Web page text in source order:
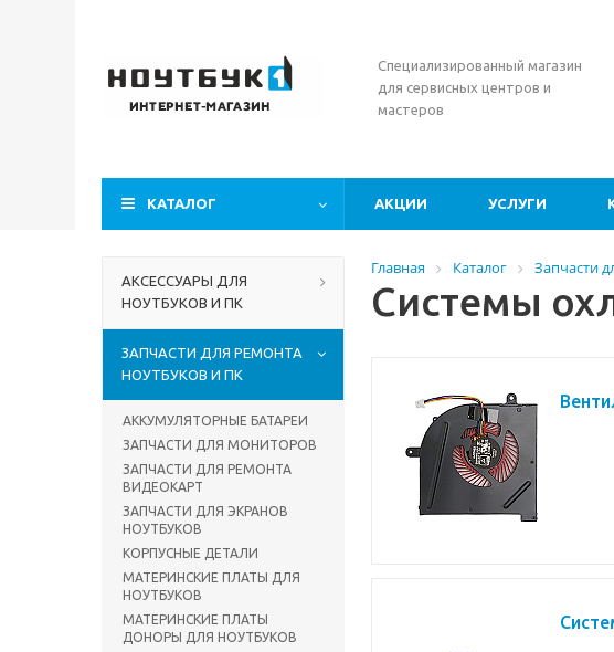
Специализированный магазин
для сервисных центров и
мастеров
КАТАЛОГ АКЦИИ УСЛУГИ
АКСЕССУАРЫ ДЛЯ
НОУТБУКОВ И ПК
ЗАПЧАСТИ ДЛЯ РЕМОНТА
НОУТБУКОВ И ПК
АККУМУЛЯТОРНЫЕ БАТАРЕИ
ЗАПЧАСТИ ДЛЯ МОНИТОРОВ
ЗАПЧАСТИ ДЛЯ РЕМОНТА
ВИДЕОКАРТ
ЗАПЧАСТИ ДЛЯ ЭКРАНОВ
НОУТБУКОВ
КОРПУСНЫЕ ДЕТАЛИ
МАТЕРИНСКИЕ ПЛАТЫ ДЛЯ
НОУТБУКОВ
МАТЕРИНСКИЕ ПЛАТЫ
ДОНОРЫ ДЛЯ НОУТБУКОВ
Главная Каталог Запчасти
Системы